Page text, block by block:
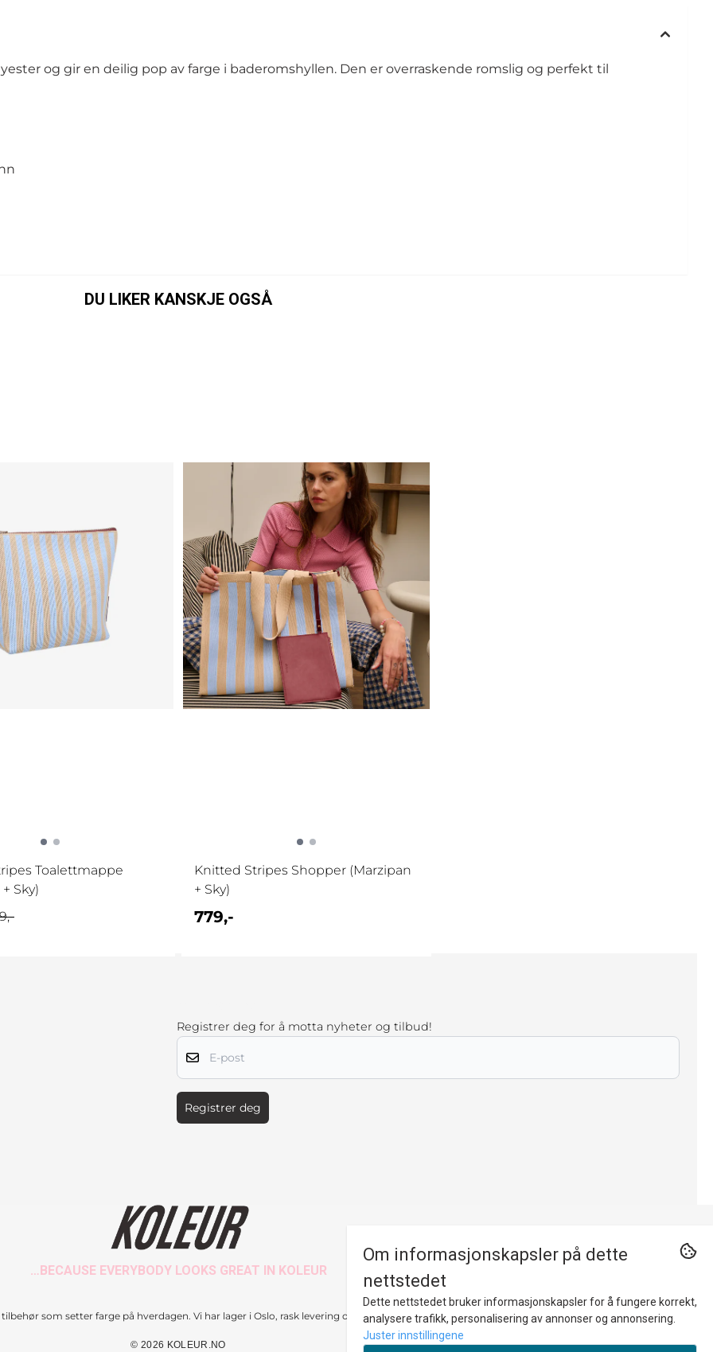
og gir en deilig pop av farge i baderomshyllen. Den er overraskende romslig og perfekt til
DU LIKER KANSKJE OGSÅ
Toalettmappe
Sky)
Knitted Stripes Shopper (Marzipan
+ Sky)
779,-
Registrer deg for å motta nyheter og tilbud!
E-post
Registrer deg
…BECAUSE EVERYBODY LOOKS GREAT IN KOLEUR
som setter farge på hverdagen. Vi har lager i Oslo, rask levering og tilbyr fri frakt når du handler for 599 kr.
© 2026 KOLEUR.NO
Om informasjonskapsler på dette
nettstedet
Dette nettstedet bruker informasjonskapsler for å fungere korrekt,
analysere trafikk, personalisering av annonser og annonsering.
Juster innstillingene